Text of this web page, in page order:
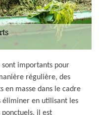
sont importants pour
régulière, des
en masse dans le cadre
éliminer en utilisant les
ponctuels, il est